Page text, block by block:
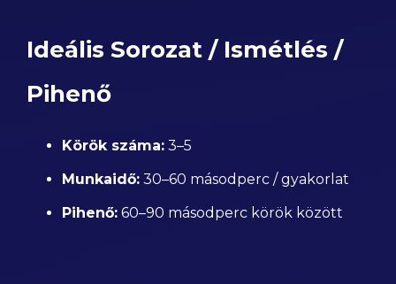
Ideális Sorozat / Ismétlés /
Pihenő
Körök száma: 3–5
Munkaidő: 30–60 másodperc / gyakorlat
Pihenő: 60–90 másodperc körök között